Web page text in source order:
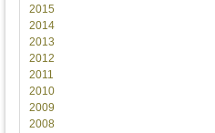
2015
2014
2013
2012
2011
2010
2009
2008